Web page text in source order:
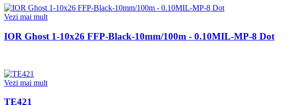
Vezi mai mult
IOR Ghost 1-10x26 FFP-Black-10mm/100m - 0.10MIL-MP-8 Dot
Vezi mai mult
TE421